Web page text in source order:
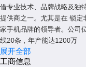
借专业技术、品牌战略及独
提供商之一。尤其是在 锁定
家手机品牌的领导者。公司
线20条，年产能达1200万
展开全部
工商信息